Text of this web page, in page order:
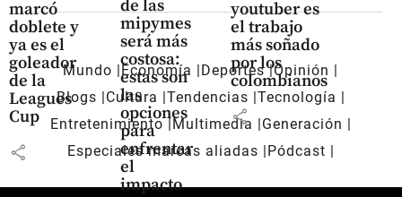
marcó
doblete y
ya es el
goleador
de la
Leagues
Cup
share
de las
mipymes
será más
costosa:
estas son
las
opciones
para
enfrentar
el
impacto
youtuber es
el trabajo
más soñado
por los
colombianos
share
Mundo Economía Deportes Opinión
Blogs
Cultura Tendencias Tecnología
Entretenimiento Multimedia
Generación
Especiales marcas aliadas
Pódcast